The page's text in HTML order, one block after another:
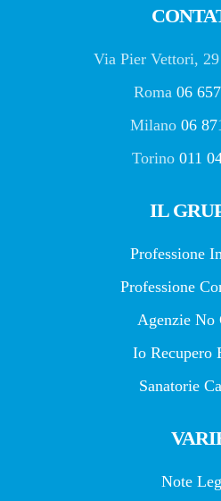
Via Pier Vettori,
Roma 06
Milano 06
Torino 011
IL
Professione
Professione
Agenzie No
Io Recupero
Sanatorie
Note